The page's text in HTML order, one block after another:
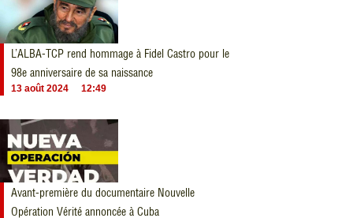
L’ALBA-TCP rend hommage à Fidel Castro pour le
98e anniversaire de sa naissance
13 août 2024 12:49
Avant-première du documentaire Nouvelle
Opération Vérité annoncée à Cuba